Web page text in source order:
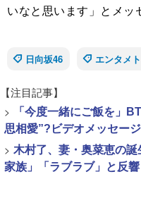
いなと思います」とメッ
日向坂46
エンタメ
【注目記事】
>
「今度一緒にご飯を」
思相愛”?ビデオメッセー
> 木村了、妻・奥菜恵の
家族」「ラブラブ」と反響